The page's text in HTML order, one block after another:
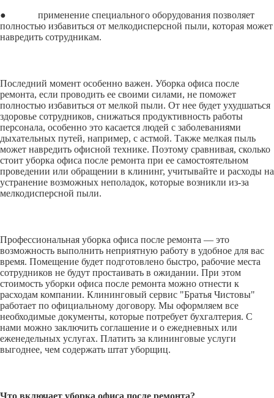
● применение специального оборудования позволяет
полностью избавиться от мелкодисперсной пыли, которая может
навредить сотрудникам.
Последний момент особенно важен. Уборка офиса после
ремонта, если проводить ее своими силами, не поможет
полностью избавиться от мелкой пыли. От нее будет ухудшаться
здоровье сотрудников, снижаться продуктивность работы
персонала, особенно это касается людей с заболеваниями
дыхательных путей, например, с астмой. Также мелкая пыль
может навредить офисной технике. Поэтому сравнивая, сколько
стоит уборка офиса после ремонта при ее самостоятельном
проведении или обращении в клининг, учитывайте и расходы на
устранение возможных неполадок, которые возникли из-за
мелкодисперсной пыли.
Профессиональная уборка офиса после ремонта — это
возможность выполнить неприятную работу в удобное для вас
время. Помещение будет подготовлено быстро, рабочие места
сотрудников не будут простаивать в ожидании. При этом
стоимость уборки офиса после ремонта можно отнести к
расходам компании. Клининговый сервис "Братья Чистовы"
работает по официальному договору. Мы оформляем все
необходимые документы, которые потребует бухгалтерия. С
нами можно заключить соглашение и о ежедневных или
еженедельных услугах. Платить за клининговые услуги
выгоднее, чем содержать штат уборщиц.
Что включает уборка офиса после ремонта?